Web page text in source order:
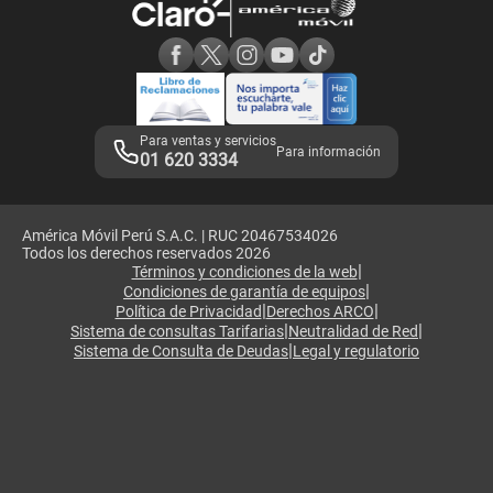
Adquirientes iPhone 6, 6S y SE
Mensaje de Seguridad
Términos y Condiciones de Tienda Claro
Libro de Reclamaciones
Legales de marketplace
Para ventas y servicios
01 620 3334 Para información
América Móvil Perú S.A.C. | RUC 20467534026
Todos los derechos reservados 2026
Términos y condiciones de la web|
Condiciones de garantía de equipos|
Política de Privacidad|Derechos ARCO|
Sistema de consultas Tarifarias|Neutralidad de Red|
Sistema de Consulta de Deudas|Legal y regulatorio